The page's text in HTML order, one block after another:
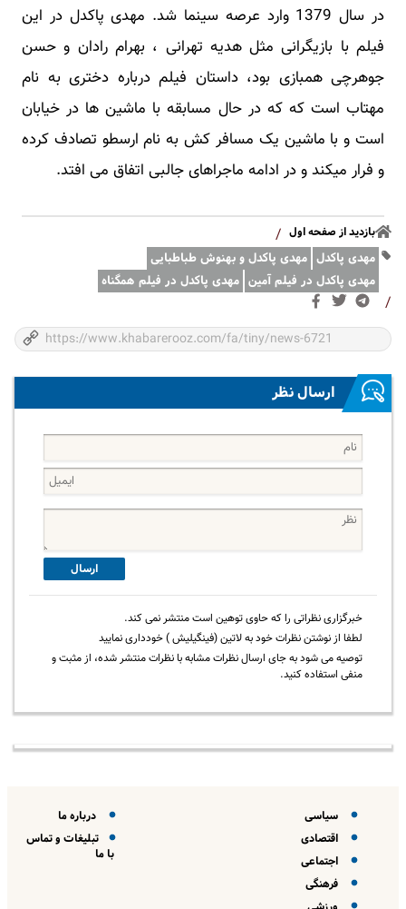
در سال 1379 وارد عرصه سینما شد. مهدی پاکدل در این
فیلم با بازیگرانی مثل هدیه تهرانی ، بهرام رادان و حسن
جوهرچی همبازی بود، داستان فیلم درباره دختری به نام
مهتاب است که که در حال مسابقه با ماشین ها در خیابان
است و با ماشین یک مسافر کش به نام ارسطو تصادف کرده
و فرار میکند و در ادامه ماجراهای جالبی اتفاق می افتد.
بازدید از صفحه اول /
مهدی پاکدل مهدی پاکدل و بهنوش طباطبایی
مهدی پاکدل در فیلم آمین مهدی پاکدل در فیلم همگناه
/
ارسال نظر
ارسال
خبرگزاری نظراتی را که حاوی توهین است منتشر نمی کند.
لطفا از نوشتن نظرات خود به لاتین (فینگیلیش ) خودداری نمایید
توصیه می شود به جای ارسال نظرات مشابه با نظرات منتشر شده، از مثبت و
منفی استفاده کنید.
سیاسی
اقتصادی
اجتماعی
فرهنگی
درباره ما
تبلیغات و تماس
با ما